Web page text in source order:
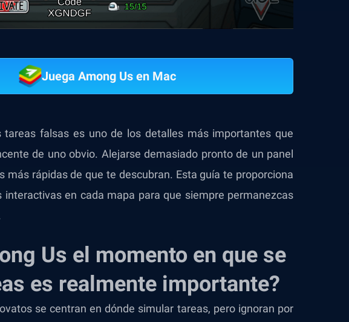
Juega Among Us en Mac
falsas es uno de los detalles más importantes que
de uno obvio. Alejarse demasiado pronto de un panel
más rápidas de que te descubran. Esta guía te proporciona
en cada mapa para que siempre permanezcas
Us el momento en que se
es realmente importante?
se centran en dónde simular tareas, pero ignoran por